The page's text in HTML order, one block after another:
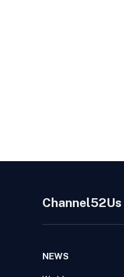
Channel52Us
NEWS